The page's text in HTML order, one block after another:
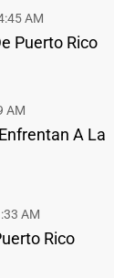
AM
Puerto Rico
AM
A La
AM
Rico